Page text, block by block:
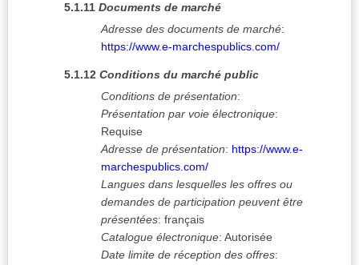
5.1.11 Documents de marché
Adresse des documents de marché:
https://www.e-marchespublics.com/
5.1.12 Conditions du marché public
Conditions de présentation:
Présentation par voie électronique:
Requise
Adresse de présentation: https://www.e-
marchespublics.com/
Langues dans lesquelles les offres ou
demandes de participation peuvent être
présentées: français
Catalogue électronique: Autorisée
Date limite de réception des offres: